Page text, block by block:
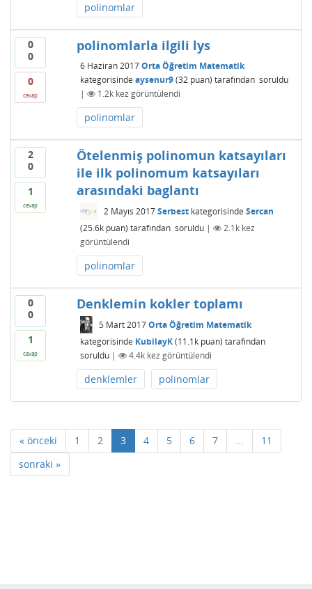
polinomlar
0
0
0
cevap
polinomlarla ilgili lys
6 Haziran 2017 Orta Öğretim Matematik
kategorisinde aysenur9 (32puan) tarafından soruldu
|
1.2kkez görüntülendi
polinomlar
2
0
1
cevap
Ötelenmiş polinomun katsayıları
ile ilk polinomum katsayıları
arasındaki baglantı
2 Mayıs 2017 Serbestkategorisinde Sercan
(25.6kpuan) tarafından soruldu | 2.1kkez
görüntülendi
polinomlar
0
0
1
cevap
Denklemin kokler toplamı
5 Mart 2017 Orta Öğretim Matematik
kategorisinde KubilayK (11.1kpuan) tarafından
soruldu | 4.4kkez görüntülendi
denklemler polinomlar
« önceki 1 2 3 4 5 6 7 ...
11
sonraki »